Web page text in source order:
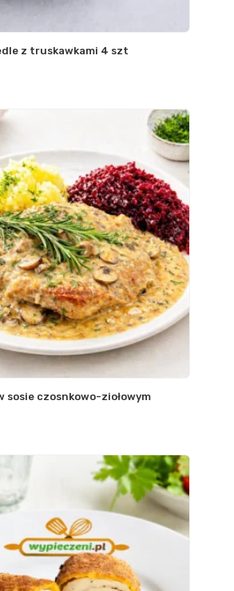
z truskawkami 4 szt
sosie czosnkowo-ziołowym